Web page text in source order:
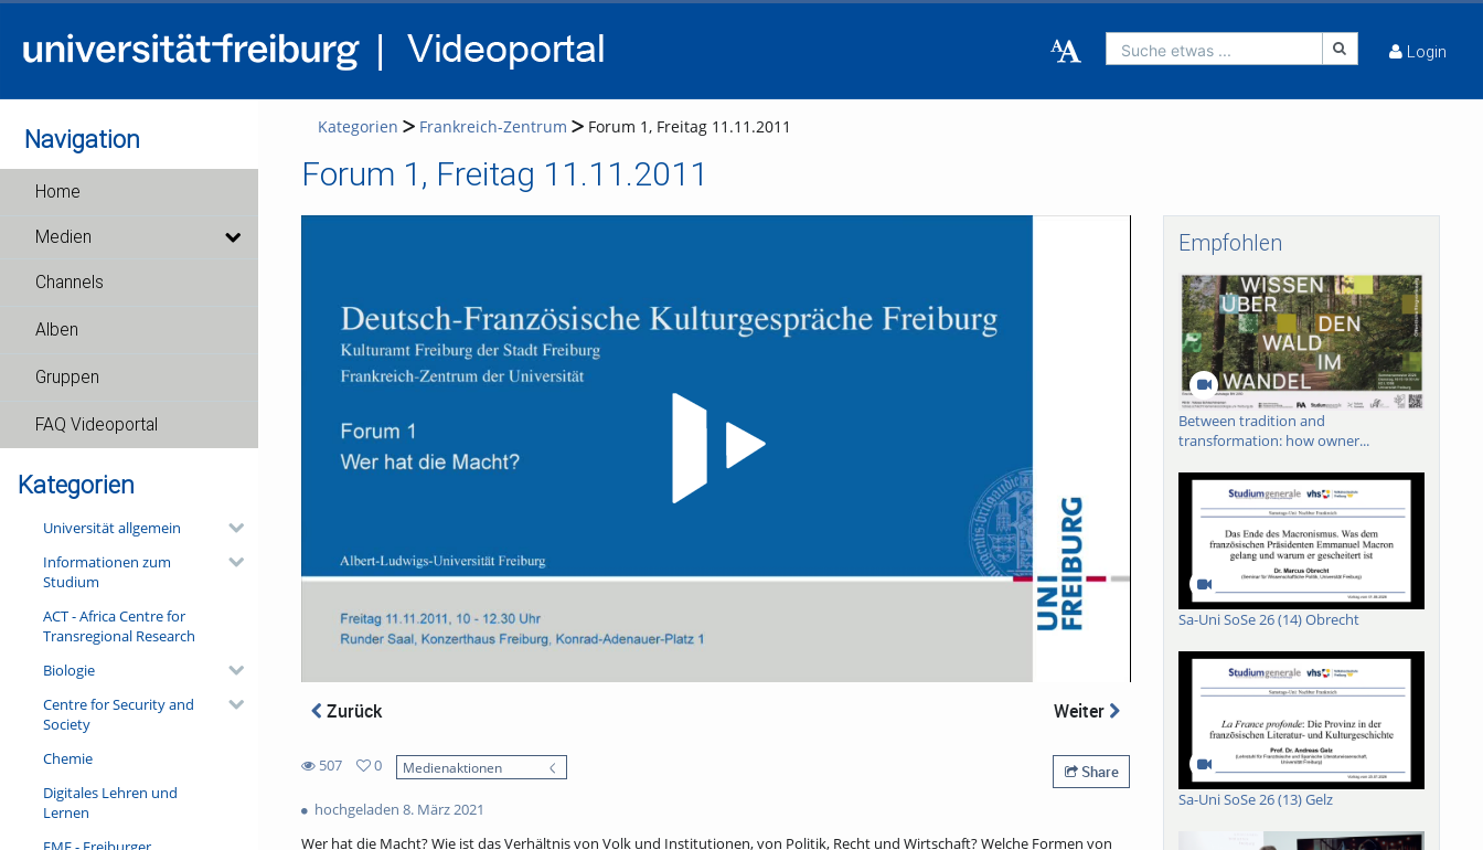
Suche etwas ... Login
Navigation
Home
Medien
Channels
Alben
Gruppen
FAQ Videoportal
Kategorien
Universität allgemein
Informationen zum
Studium
ACT - Africa Centre for
Transregional Research
Biologie
Centre for Security and
Society
Chemie
Digitales Lehren und
Lernen
Kategorien Frankreich-Zentrum Forum 1, Freitag 11.11.2011
Forum 1, Freitag 11.11.2011
Zurück Weiter
507
views
0
favorites
Medienaktionen
Share
hochgeladen 8. März 2021
Wer hat die Macht? Wie ist das Verhältnis von Volk und Institutionen, von Politik, Recht und Wirtschaft? Welche Formen von
Empfohlen
Between tradition and
transformation: how owner...
Sa-Uni SoSe 26 (14) Obrecht
Sa-Uni SoSe 26 (13) Gelz